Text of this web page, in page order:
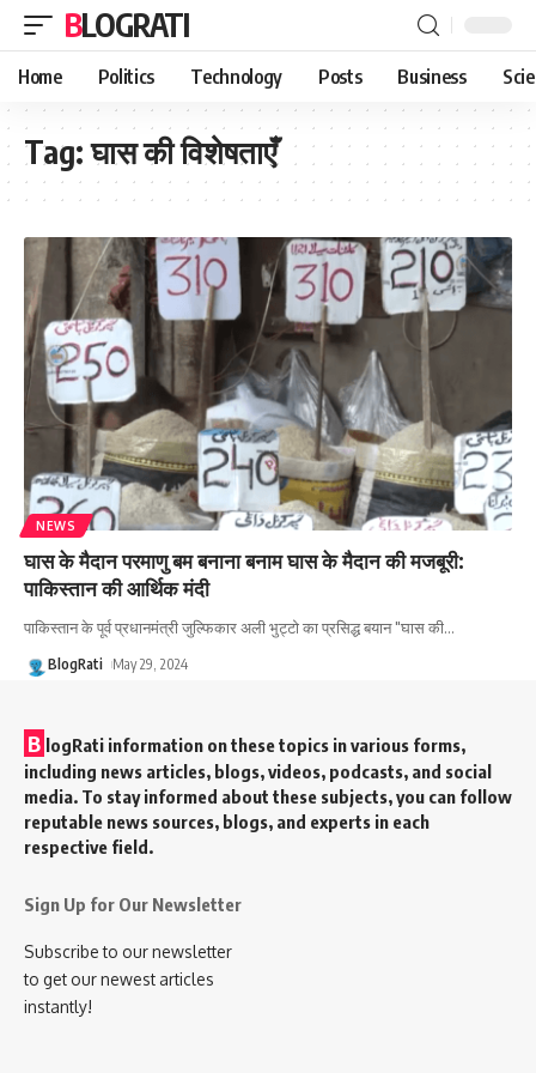
BLOGRATI
Home Politics Technology Posts Business
Tag:घास की विशेषताएँ
NEWS
घास के मैदान परमाणु बम बनाना बनाम घास के मैदान की मजबूरी:
पाकिस्तान की आर्थिक मंदी
पाकिस्तान के पूर्व प्रधानमंत्री जुल्फिकार अली भुट्टो का प्रसिद्ध बयान "घास की…
BlogRati May 29, 2024
B logRati information on these topics in various forms,
including news articles, blogs, videos, podcasts, and social
media. To stay informed about these subjects, you can follow
reputable news sources, blogs, and experts in each
respective field.
Sign Up for Our Newsletter
Subscribe to our newsletter
to get our newest articles
instantly!